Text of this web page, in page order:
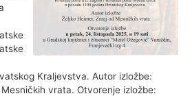
Kraljevstva. Autor izložbe:
vrata. Otvorenje izložbe: